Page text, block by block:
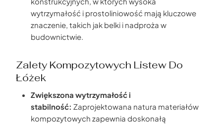
wytrzymałość i prostoliniowość mają kluczowe
znaczenie, takich jak belki i nadproża w
budownictwie.
Zalety Kompozytowych Listew Do
Łóżek
Zwiększona wytrzymałość i
stabilność: Zaprojektowana natura materiałów
kompozytowych zapewnia doskonałą